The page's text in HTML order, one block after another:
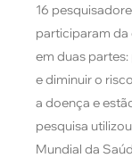
16
participaram da
em duas
e diminuir o
a doença e
pesquisa
Mundial da